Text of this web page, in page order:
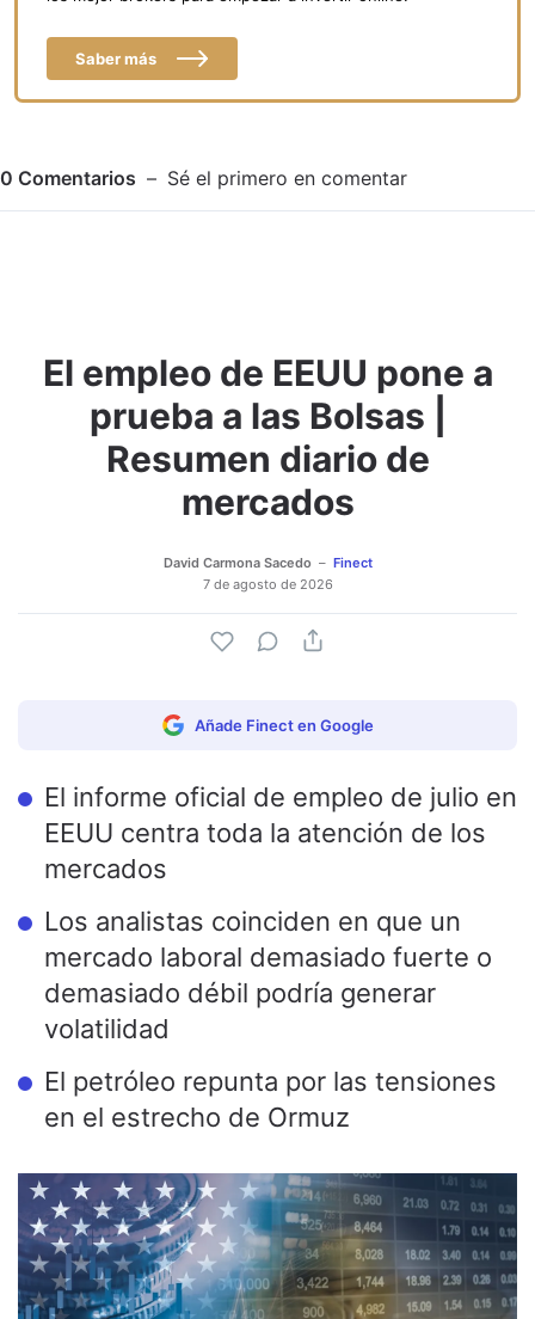
Saber más
0 Comentarios Sé el primero en comentar
Adjuntar imagen Comentar
El empleo de EEUU pone a
prueba a las Bolsas |
Resumen diario de
mercados
David Carmona Sacedo
Finect
7 de agosto de 2026
Añade Finect en Google
El informe oficial de empleo de julio en
EEUU centra toda la atención de los
mercados
Los analistas coinciden en que un
mercado laboral demasiado fuerte o
demasiado débil podría generar
volatilidad
El petróleo repunta por las tensiones
en el estrecho de Ormuz